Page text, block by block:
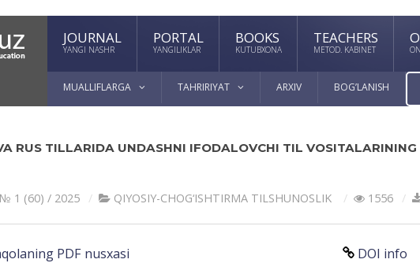
JOURNAL
YANGI NASHR
PORTAL
YANGILIKLAR
BOOKS
KUTUBXONA
TEACHERS
METOD. KABINET
MUALLIFLARGA TAHRIRIYAT ARXIV BOG’LANISH
RUS TILLARIDA UNDASHNI IFODALOVCHI TIL VOSITALARINING
№ 1 (60) / 2025 QIYOSIY-CHOG‘ISHTIRMA TILSHUNOSLIK 1556
PDF nusxasi DOI info